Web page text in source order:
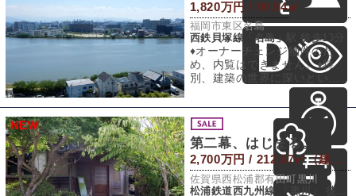
1,820万円 / 90.54㎡
福岡市東区名島
西鉄貝塚線「名島」駅 徒歩13分
♦︎オーナーチェンジ物件のた
め、内覧はできません。♦︎特
別、建築の世界に深いという
わけではないのですが、そん
な僕でも、こ
第二幕、はじまる。
2,700万円 / 212.67㎡（建物） 823.8㎡（敷地）
佐賀県西松浦郡有田町黒川